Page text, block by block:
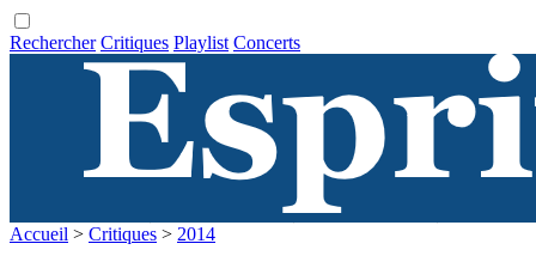
Rechercher Critiques Playlist Concerts
Accueil > Critiques > 2014